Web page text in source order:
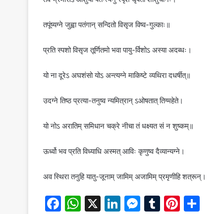
तपूंष्यग्ने जुह्वा पतंगान् सन्दितो विसृज विष्व-गुल्काः॥
प्रति स्पशो विसृज तूर्णितमो भवा पायु-र्विशोऽ अस्या अदब्धः।
यो ना दूरेऽ अघशंसो योऽ अन्त्यग्ने माकिष्टे व्यथिरा दधर्षीत्॥
उदग्ने तिष्ठ प्रत्या-तनुष्व न्यमित्रान् ऽओषतात् तिग्महेते।
यो नोऽ अरातिम् समिधान चक्रे नीचा तं धक्ष्यत सं न शुष्कम्॥
ऊर्ध्वो भव प्रति विध्याधि अस्मत् आविः कृणुष्व दैव्यान्यग्ने।
अव स्थिरा तनुहि यातु-जूनाम् जामिम् अजामिम् प्रमृणीहि शत्रून्।
F
W X
Li M T
Pi